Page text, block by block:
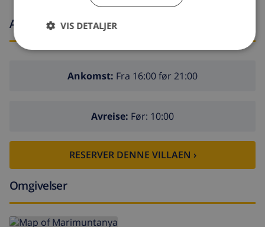
Ankomst- og avgangstider
Ankomst: Fra 16:00 før 21:00
Avreise: Før: 10:00
RESERVER DENNE VILLAEN ›
Omgivelser
VIS DETALJER